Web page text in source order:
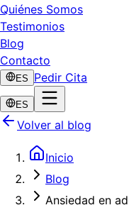
Quiénes Somos
Testimonios
Blog
Contacto
ES Pedir Cita
ES
Volver al blog
Inicio
Blog
Ansiedad en